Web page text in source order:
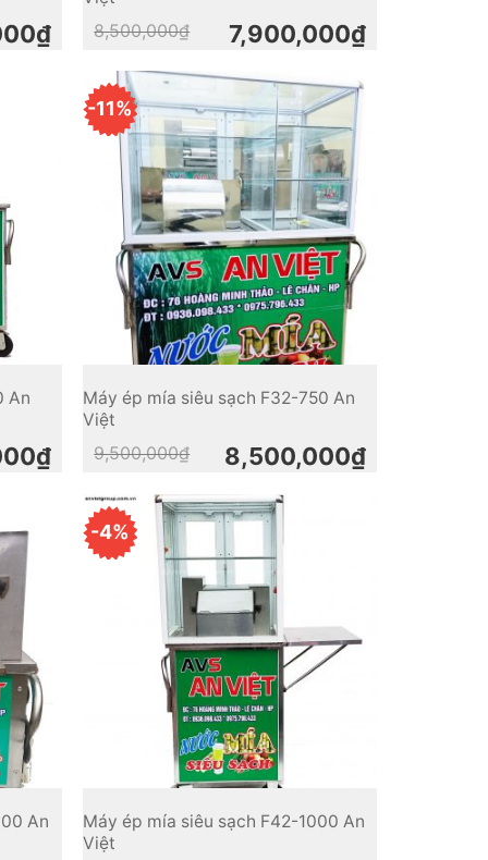
₫ 8,500,000₫
Original
8,500,000₫.
7,900,000₫
Current
7,900,000₫.
An
₫
-11%
Máy ép mía siêu sạch F32-750 An
Việt
9,500,000₫
Original
price
9,500,000₫.
8,500,000₫
Current
price
8,500,000₫.
An
-4%
Máy ép mía siêu sạch F42-1000 An
Việt